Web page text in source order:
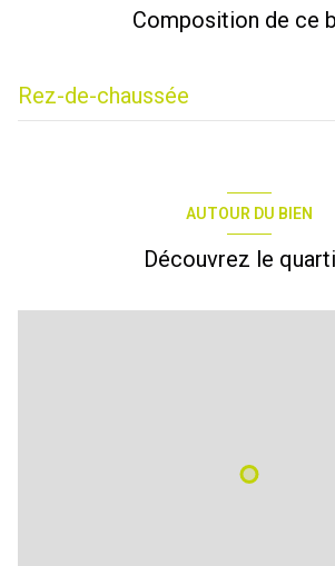
Composition de ce
Rez-de-chaussée
vestiaire
AUTOUR DU BIEN
Découvrez le